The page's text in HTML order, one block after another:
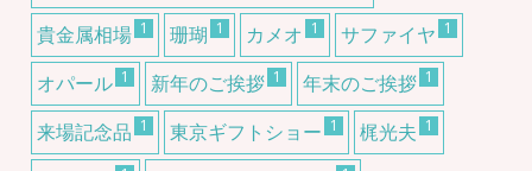
貴金属相場 1 珊瑚 1 カメオ 1 サファイヤ 1
オパール 1 新年のご挨拶 1 年末のご挨拶 1
来場記念品 1 東京ギフトショー 1 梶光夫 1